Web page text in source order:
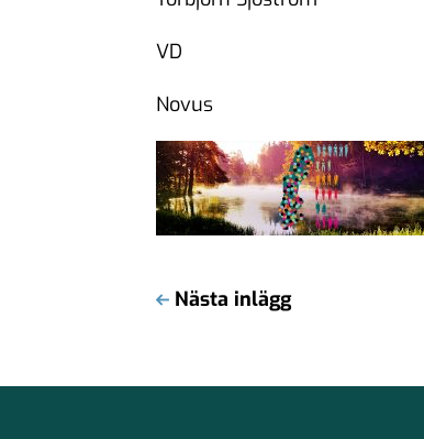
VD
Novus
Nästa inlägg